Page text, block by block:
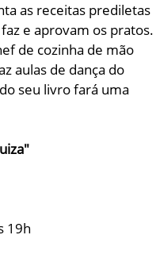
as receitas prediletas
e aprovam os pratos.
de cozinha de mão
aulas de dança do
seu livro fará uma
19h